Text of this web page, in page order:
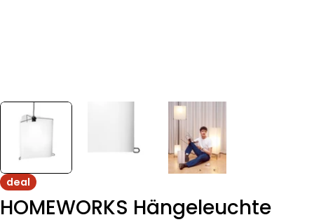
deal
HOMEWORKS Hängeleuchte